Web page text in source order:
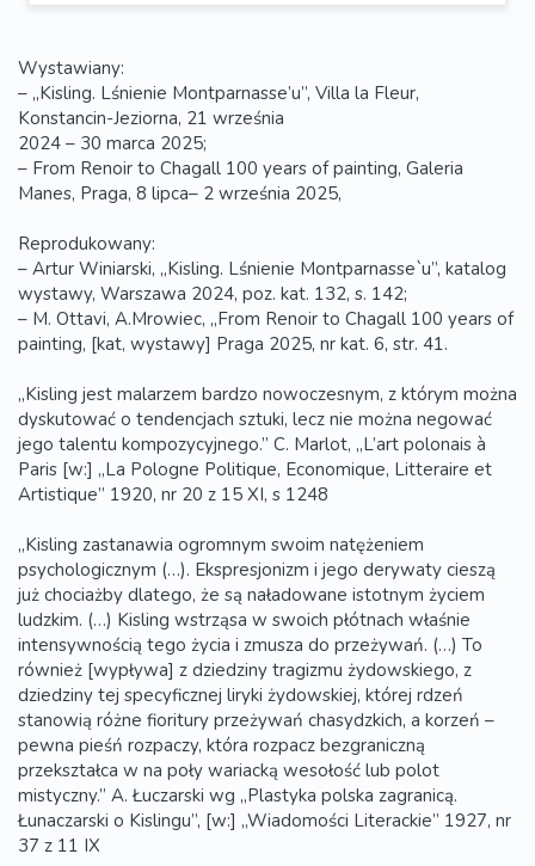
Wystawiany:
– „Kisling. Lśnienie Montparnasse’u”, Villa la Fleur,
Konstancin-Jeziorna, 21 września
2024 – 30 marca 2025;
– From Renoir to Chagall 100 years of painting, Galeria
Manes, Praga, 8 lipca– 2 września 2025,
Reprodukowany:
– Artur Winiarski, „Kisling. Lśnienie Montparnasse`u”, katalog
wystawy, Warszawa 2024, poz. kat. 132, s. 142;
– M. Ottavi, A.Mrowiec, „From Renoir to Chagall 100 years of
painting, [kat, wystawy] Praga 2025, nr kat. 6, str. 41.
„Kisling jest malarzem bardzo nowoczesnym, z którym można
dyskutować o tendencjach sztuki, lecz nie można negować
jego talentu kompozycyjnego.” C. Marlot, „L’art polonais à
Paris [w:] „La Pologne Politique, Economique, Litteraire et
Artistique” 1920, nr 20 z 15 XI, s 1248
„Kisling zastanawia ogromnym swoim natężeniem
psychologicznym (…). Ekspresjonizm i jego derywaty cieszą
już chociażby dlatego, że są naładowane istotnym życiem
ludzkim. (…) Kisling wstrząsa w swoich płótnach właśnie
intensywnością tego życia i zmusza do przeżywań. (…) To
również [wypływa] z dziedziny tragizmu żydowskiego, z
dziedziny tej specyficznej liryki żydowskiej, której rdzeń
stanowią różne fioritury przeżywań chasydzkich, a korzeń –
pewna pieśń rozpaczy, która rozpacz bezgraniczną
przekształca w na poły wariacką wesołość lub polot
mistyczny.” A. Łuczarski wg „Plastyka polska zagranicą.
Łunaczarski o Kislingu”, [w:] „Wiadomości Literackie” 1927, nr
37 z 11 IX